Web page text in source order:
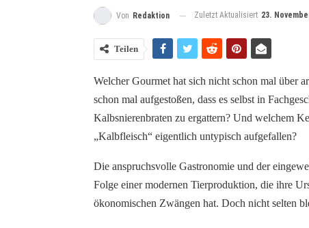
Von Redaktion Zuletzt Aktualisiert 23.
Teilen
Welcher Gourmet hat sich nicht schon mal über
schon mal aufgestoßen, dass es selbst in
Kalbsnierenbraten zu ergattern? Und welchem
„Kalbfleisch“ eigentlich untypisch aufgefallen?
Die anspruchsvolle Gastronomie und der
Folge einer modernen Tierproduktion, die ihre
ökonomischen Zwängen hat. Doch nicht selten